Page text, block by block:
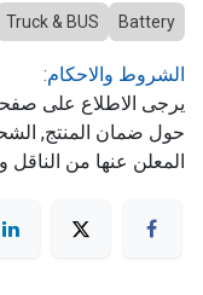
Battery
Truck & BUS
الشروط والاحكام:
يرجى الاطلاع على
حول ضمان المنتج,
المعلن عنها من